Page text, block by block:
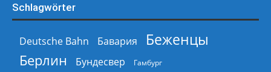
Schlagwörter
Deutsche Bahn Бавария
Беженцы
Берлин
Бундесвер Гамбург